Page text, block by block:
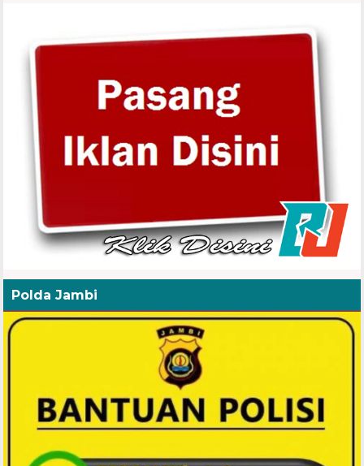
Polda Jambi